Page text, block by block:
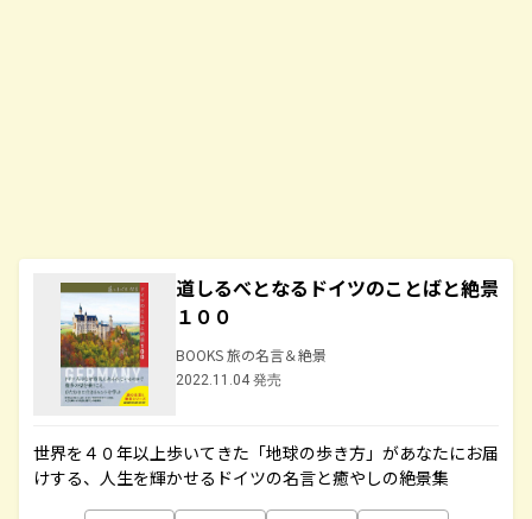
道しるべとなるドイツのことばと絶景
１００
BOOKS 旅の名言＆絶景
2022.11.04 発売
世界を４０年以上歩いてきた「地球の歩き方」があなたにお届
けする、人生を輝かせるドイツの名言と癒やしの絶景集